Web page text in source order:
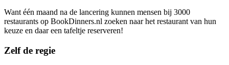
Want één maand na de lancering kunnen mensen bij 3000
restaurants op BookDinners.nl zoeken naar het restaurant van hun
keuze en daar een tafeltje reserveren!
Zelf de regie